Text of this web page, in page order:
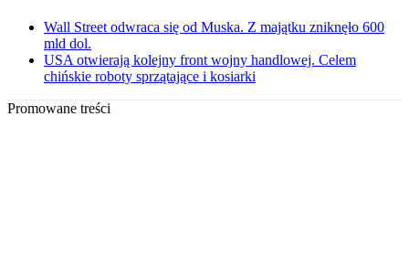
Wall Street odwraca się od Muska. Z majątku zniknęło 600
mld dol.
USA otwierają kolejny front wojny handlowej. Celem
chińskie roboty sprzątające i kosiarki
Promowane treści